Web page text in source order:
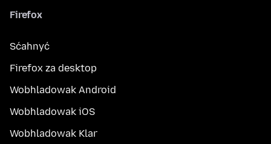
Firefox
Sćahnyć
Firefox za desktop
Wobhladowak Android
Wobhladowak iOS
Wobhladowak Klar